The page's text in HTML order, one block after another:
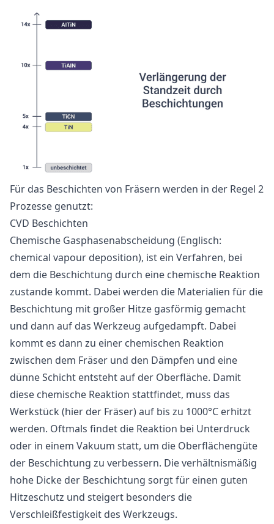
Für das Beschichten von Fräsern werden in der Regel 2
Prozesse genutzt:
CVD Beschichten
Chemische Gasphasenabscheidung (Englisch:
chemical vapour deposition), ist ein Verfahren, bei
dem die Beschichtung durch eine chemische Reaktion
zustande kommt. Dabei werden die Materialien für die
Beschichtung mit großer Hitze gasförmig gemacht
und dann auf das Werkzeug aufgedampft. Dabei
kommt es dann zu einer chemischen Reaktion
zwischen dem Fräser und den Dämpfen und eine
dünne Schicht entsteht auf der Oberfläche. Damit
diese chemische Reaktion stattfindet, muss das
Werkstück (hier der Fräser) auf bis zu 1000°C erhitzt
werden. Oftmals findet die Reaktion bei Unterdruck
oder in einem Vakuum statt, um die Oberflächengüte
der Beschichtung zu verbessern. Die verhältnismäßig
hohe Dicke der Beschichtung sorgt für einen guten
Hitzeschutz und steigert besonders die
Verschleißfestigkeit des Werkzeugs.